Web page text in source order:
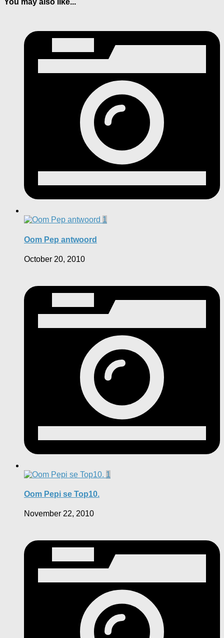
You may also like...
1
Oom Pep antwoord
October 20, 2010
1
Oom Pepi se Top10.
November 22, 2010